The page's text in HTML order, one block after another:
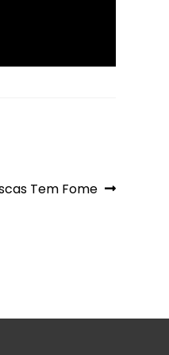
Tem Fome